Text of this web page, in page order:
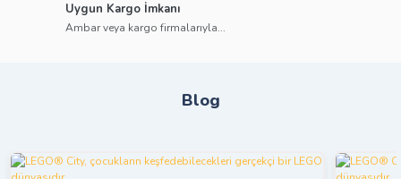
Uygun Kargo İmkanı
Ambar veya kargo firmalarıyla...
Blog